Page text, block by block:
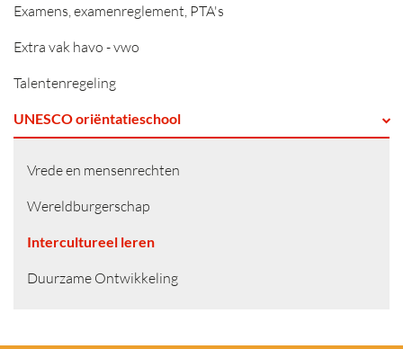
Examens, examenreglement, PTA's
Extra vak havo - vwo
Talentenregeling
UNESCO oriëntatieschool
Vrede en mensenrechten
Wereldburgerschap
Intercultureel leren
Duurzame Ontwikkeling